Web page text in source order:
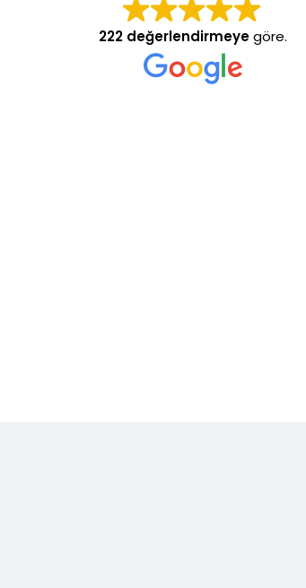
222 değerlendirmeyegöre.